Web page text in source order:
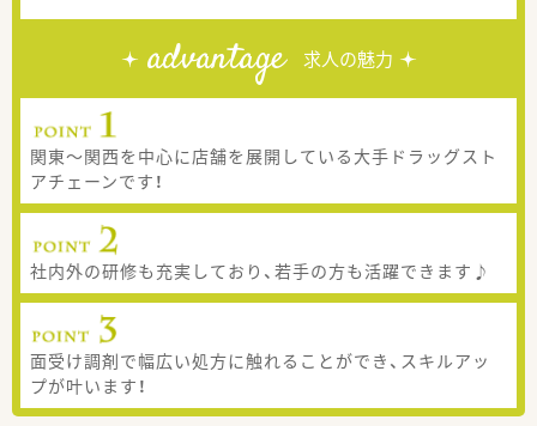
advantage 求人の魅力
関東～関西を中心に店舗を展開している大手ドラッグスト
アチェーンです！
社内外の研修も充実しており、若手の方も活躍できます♪
面受け調剤で幅広い処方に触れることができ、スキルアッ
プが叶います！